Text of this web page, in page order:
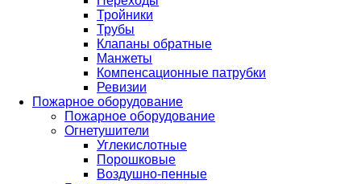
Тройники
Трубы
Клапаны обратные
Манжеты
Компенсационные патрубки
Ревизии
Пожарное оборудование
Пожарное оборудование
Огнетушители
Углекислотные
Порошковые
Воздушно-пенные